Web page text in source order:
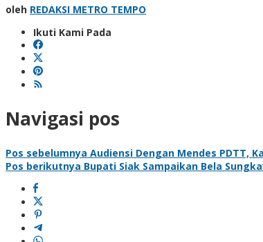
oleh REDAKSI METRO TEMPO
Ikuti Kami Pada
Navigasi pos
Pos sebelumnya Audiensi Dengan Mendes PDTT,
Pos berikutnya Bupati Siak Sampaikan Bela